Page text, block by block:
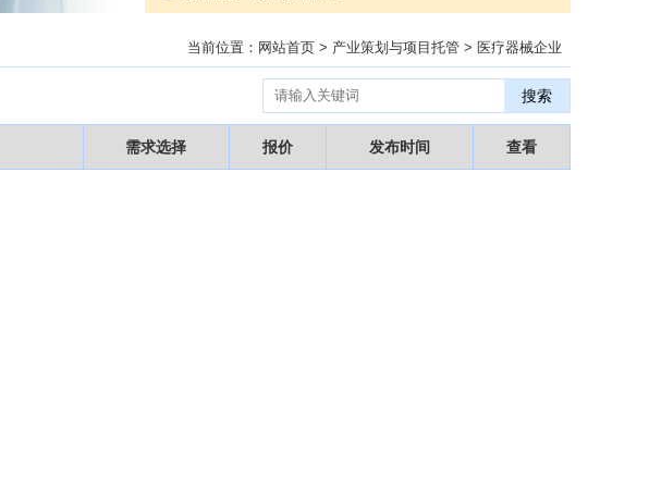
09-27
膝关节修复药物融资计划
09-27
华北某药厂转让（年利有3000多万）
09-15
某医药销售团队寻求品种大包
当前位置： 网站首页 > 产业策划与项目托管 > 医疗器械企业
搜索
需求选择 报价 发布时间 查看